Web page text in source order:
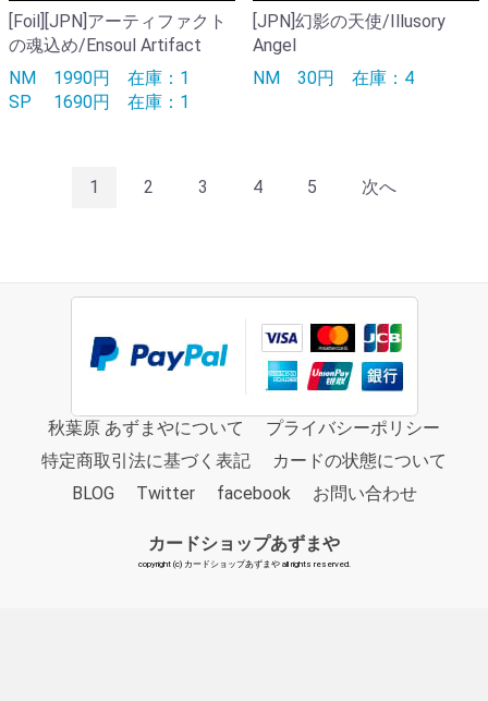
[Foil][JPN]アーティファクト
の魂込め/Ensoul Artifact
NM 1990円 在庫：1
SP
1690円 在庫：1
[JPN]幻影の天使/Illusory
Angel
NM 30円 在庫：4
1 2 3 4 5 次へ
秋葉原 あずまやについて
プライバシーポリシー
特定商取引法に基づく表記
カードの状態について
BLOG
Twitter facebook お問い合わせ
カードショップあずまや
copyright (c) カードショップあずまや all rights reserved.